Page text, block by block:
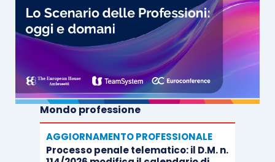
Mondo professione
AGGIORNAMENTO PROFESSIONALE
Processo penale telematico: il D.M. n.